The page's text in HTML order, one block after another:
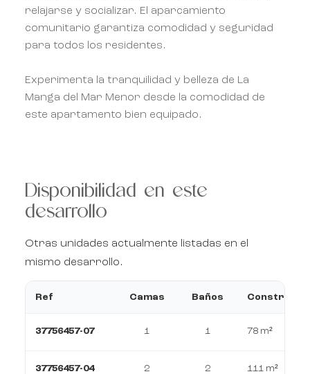
relajarse y socializar. El aparcamiento
comunitario garantiza comodidad y seguridad
para todos los residentes.
Experimenta la tranquilidad y belleza de La
Manga del Mar Menor desde la comodidad de
este apartamento bien equipado.
Disponibilidad en este
desarrollo
Otras unidades actualmente listadas en el
mismo desarrollo.
Ref Camas Baños
37756457-07 1 1 78 m²
37756457-04 2 2 111 m²